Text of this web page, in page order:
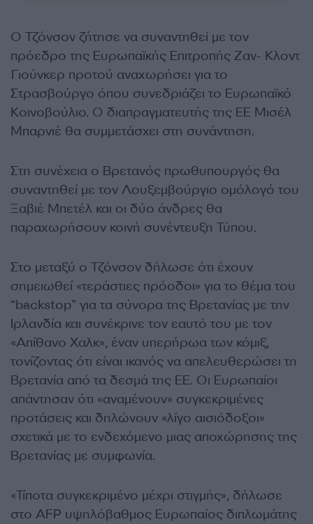
Ο Τζόνσον ζήτησε να συναντηθεί με τον
πρόεδρο της Ευρωπαϊκής Επιτροπής Ζαν- Κλοντ
Γιούνκερ προτού αναχωρήσει για το
Στρασβούργο όπου συνεδριάζει το Ευρωπαϊκό
Κοινοβούλιο. Ο διαπραγματευτής της ΕΕ Μισέλ
Μπαρνιέ θα συμμετάσχει στη συνάντηση.
Στη συνέχεια ο Βρετανός πρωθυπουργός θα
συναντηθεί με τον Λουξεμβούργιο ομόλογό του
Ξαβιέ Μπετέλ και οι δύο άνδρες θα
παραχωρήσουν κοινή συνέντευξη Τύπου.
Στο μεταξύ ο Τζόνσον δήλωσε ότι έχουν
σημειωθεί «τεράστιες πρόοδοι» για το θέμα του
“backstop” για τα σύνορα της Βρετανίας με την
Ιρλανδία και συνέκρινε τον εαυτό του με τον
«Απίθανο Χαλκ», έναν υπερήρωα των κόμιξ,
τονίζοντας ότι είναι ικανός να απελευθερώσει τη
Βρετανία από τα δεσμά της ΕΕ. Οι Ευρωπαίοι
απάντησαν ότι «αναμένουν» συγκεκριμένες
προτάσεις και δηλώνουν «λίγο αισιόδοξοι»
σχετικά με το ενδεχόμενο μιας αποχώρησης της
Βρετανίας με συμφωνία.
«Τίποτα συγκεκριμένο μέχρι στιγμής», δήλωσε
στο AFP υψηλόβαθμος Ευρωπαίος διπλωμάτης